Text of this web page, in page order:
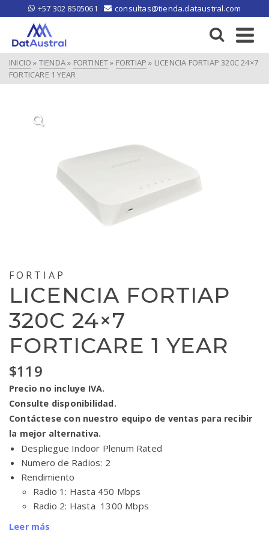
+57 302 8505061 consultas@tienda.dataustral.com
INICIO » TIENDA» FORTINET» FORTIAP » LICENCIA FORTIAP 320C 24×7
FORTICARE 1 YEAR
FORTIAP
LICENCIA FORTIAP
320C 24×7
FORTICARE 1 YEAR
$119
Precio no incluye IVA.
Consulte disponibilidad.
Contáctese con nuestro equipo de ventas para recibir
la mejor alternativa.
Despliegue Indoor Plenum Rated
Numero de Radios: 2
Rendimiento
Radio 1: Hasta 450 Mbps
Radio 2: Hasta 1300 Mbps
Leer más